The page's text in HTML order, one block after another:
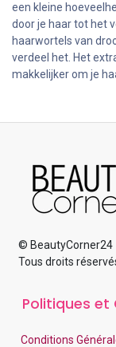
een kleine
door je haar tot het
haarwortels van
verdeel het. Het
makkelijker om je
© BeautyCorner24
Tous droits
Politiques et
Conditions